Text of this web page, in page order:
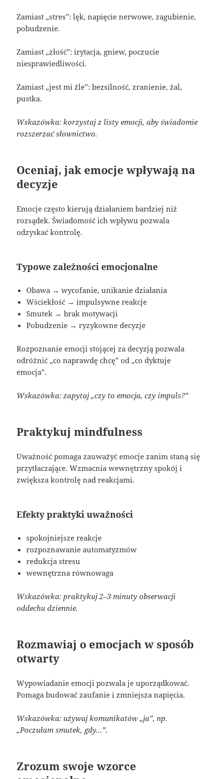
Zamiast „stres”: lęk, napięcie nerwowe, zagubienie,
pobudzenie.
Zamiast „złość”: irytacja, gniew, poczucie
niesprawiedliwości.
Zamiast „jest mi źle”: bezsilność, zranienie, żal,
pustka.
Wskazówka: korzystaj z listy emocji, aby świadomie
rozszerzać słownictwo.
Oceniaj, jak emocje wpływają na
decyzje
Emocje często kierują działaniem bardziej niż
rozsądek. Świadomość ich wpływu pozwala
odzyskać kontrolę.
Typowe zależności emocjonalne
Obawa → wycofanie, unikanie działania
Wściekłość → impulsywne reakcje
Smutek → brak motywacji
Pobudzenie → ryzykowne decyzje
Rozpoznanie emocji stojącej za decyzją pozwala
odróżnić „co naprawdę chcę” od „co dyktuje
emocja”.
Wskazówka: zapytaj „czy to emocja, czy impuls?”
Praktykuj mindfulness
Uważność pomaga zauważyć emocje zanim staną się
przytłaczające. Wzmacnia wewnętrzny spokój i
zwiększa kontrolę nad reakcjami.
Efekty praktyki uważności
spokojniejsze reakcje
rozpoznawanie automatyzmów
redukcja stresu
wewnętrzna równowaga
Wskazówka: praktykuj 2–3 minuty obserwacji
oddechu dziennie.
Rozmawiaj o emocjach w sposób
otwarty
Wypowiadanie emocji pozwala je uporządkować.
Pomaga budować zaufanie i zmniejsza napięcia.
Wskazówka: używaj komunikatów „ja”, np.
„Poczułam smutek, gdy…”.
Zrozum swoje wzorce